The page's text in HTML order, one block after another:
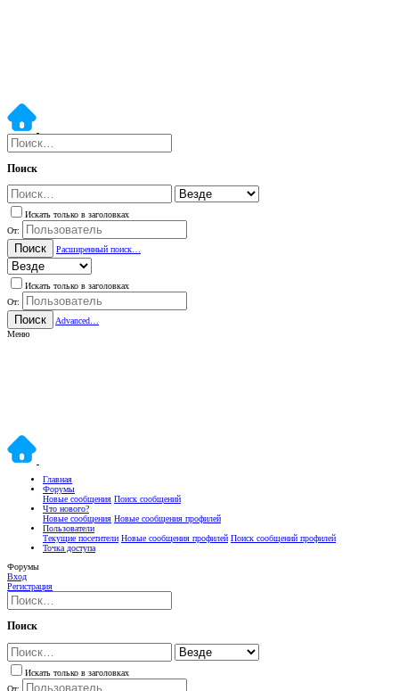
Поиск
Искать только в заголовках
От:
Поиск Расширенный поиск…
Искать только в заголовках
От:
Поиск
Advanced…
Меню
Главная
Форумы
Новые сообщения Поиск сообщений
Что нового?
Новые сообщения Новые сообщения профилей
Пользователи
Текущие посетители Новые сообщения профилей Поиск сообщений профилей
Точка доступа
Форумы
Вход
Регистрация
Поиск
Искать только в заголовках
От: